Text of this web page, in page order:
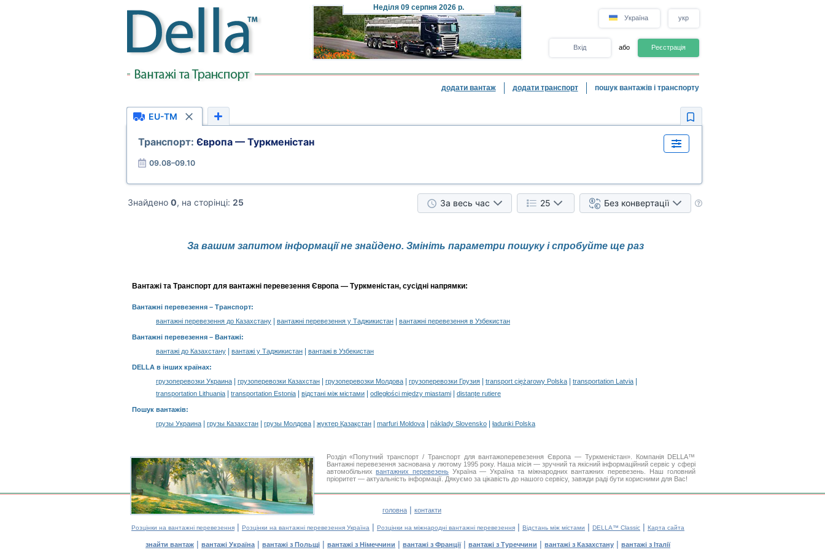
Неділя 09 серпня 2026 р.
Україна укр
Вхід або Реєстрація
додати вантаж додати транспорт пошук вантажів і транспорту
EU-TM
Транспорт: Європа — Туркменістан
09.08–09.10
Знайдено 0, на сторінці: 25 За весь час 25 Без конвертації
За вашим запитом інформації не знайдено. Змініть параметри пошуку і спробуйте ще раз
Вантажі та Транспорт для вантажні перевезення Європа — Туркменістан, сусідні напрямки:
Вантажні перевезення – Транспорт:
вантажні перевезення до Казахстану
вантажні перевезення у Таджикистан вантажні перевезення в Узбекистан
Вантажні перевезення – Вантажі:
вантажі до Казахстану
вантажі у Таджикистан вантажі в Узбекистан
DELLA в інших країнах:
грузоперевозки Украина
грузоперевозки Казахстан грузоперевозки Молдова грузоперевозки Грузия transport ciężarowy Polska transportation Latvia
transportation Lithuania transportation Estonia відстані між містами odległości między miastami distanţe rutiere
Пошук вантажів:
грузы Украина
грузы Казахстан грузы Молдова жүктер Қазақстан marfuri Moldova náklady Slovensko ładunki Polska
Розділ «Попутний транспорт / Транспорт для вантажоперевезення Європа — Туркменістан». Компанія DELLA™
Вантажні перевезення заснована у лютому 1995 року. Наша місія — зручний та якісний інформаційний сервіс у сфері
автомобільнихвантажних перевезеньУкраїна — Україна та міжнародних вантажних перевезень. Наш головний
пріоритет — актуальність інформації. Дякуємо за цікавість до нашого сервісу, завжди раді бути корисними для Вас!
головна | контакти
Розцінки на вантажні перевезення | Розцінки на вантажні перевезення Україна | Розцінки на міжнародні вантажні перевезення | Відстань між містами | DELLA™ Classic | Карта сайта
знайти вантаж | вантажі Україна | вантажі з Польщі | вантажі з Німеччини | вантажі з Франції| вантажі з Туреччини | вантажі з Казахстану | вантажі з Італії